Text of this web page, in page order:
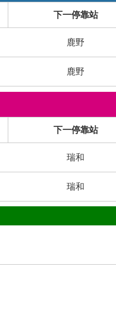
下一停靠站
鹿野
鹿野
下一停靠站
瑞和
瑞和